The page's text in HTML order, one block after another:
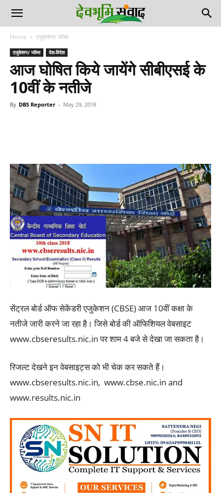
Home एजुकेशन/ जॉब्स
एजुकेशन/ जॉब्स देश-विदेश
आज घोषित किये जायेंगे सीबीएसई के
10वीं के नतीजे
By DBS Reporter - May 29, 2018
सेंट्रल बोर्ड ऑफ सेकेंडरी एजुकेशन (CBSE) आज 10वीं कक्षा के
नतीजे जारी करने जा रहा है। जिसे बोर्ड की ऑफिशियल वेबसाइट
www.cbseresults.nic.in पर शाम 4 बजे से देखा जा सकता है।
रिजल्ट देखने इन वेबसाइट्स को भी चेक कर सकते हैं।
www.cbseresults.nic.in, www.cbse.nic.in and
www.results.nic.in